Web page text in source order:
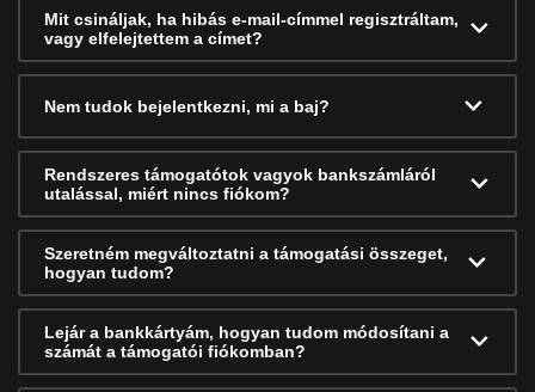
Mit csináljak, ha hibás e-mail-címmel regisztráltam,
vagy elfelejtettem a címet?
Nem tudok bejelentkezni, mi a baj?
Rendszeres támogatótok vagyok bankszámláról
utalással, miért nincs fiókom?
Szeretném megváltoztatni a támogatási összeget,
hogyan tudom?
Lejár a bankkártyám, hogyan tudom módosítani a
számát a támogatói fiókomban?